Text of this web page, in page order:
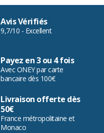
Avis Vérifiés
9,7/10 - Excellent
Payez en 3 ou 4 fois
Avec ONEY par carte
bancaire dès 100€
Livraison offerte dès
50€
France métropolitaine et
Monaco